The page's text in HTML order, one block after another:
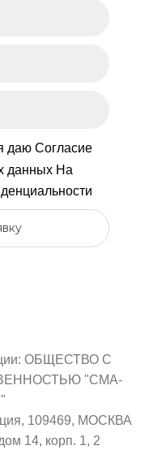
даюСогласие
данных На
ОБЩЕСТВО С
"СМА-
109469, МОСКВА
14, корп. 1, 2